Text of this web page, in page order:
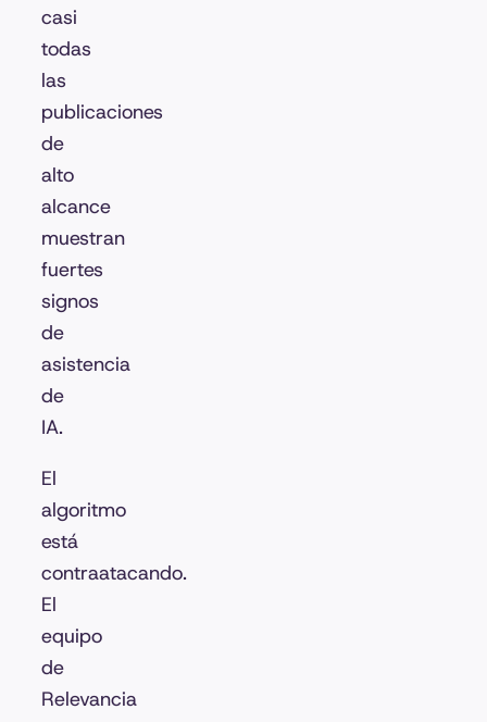
casi
todas
las
publicaciones
de
alto
alcance
muestran
fuertes
signos
de
asistencia
de
IA.
El
algoritmo
está
contraatacando.
El
equipo
de
Relevancia